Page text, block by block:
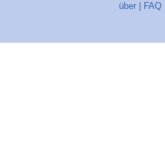
über FAQ